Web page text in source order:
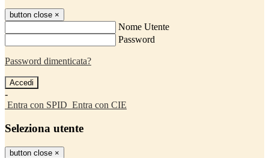
button close ×
Nome Utente
Password
Password dimenticata?
-
Entra con SPID Entra con CIE
Seleziona utente
button close ×